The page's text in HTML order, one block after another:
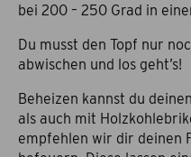
bei 200 – 250 Grad in
Du musst den Topf nur
abwischen und los geht’s!
Beheizen kannst du
als auch mit
empfehlen wir dir deinen